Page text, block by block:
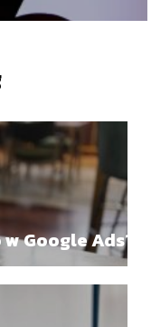
Google Ads?